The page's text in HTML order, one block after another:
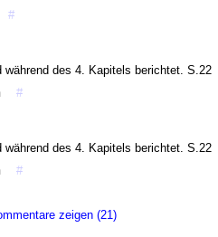
#
während des 4. Kapitels berichtet. S.22
#
während des 4. Kapitels berichtet. S.22
#
zeigen (21)